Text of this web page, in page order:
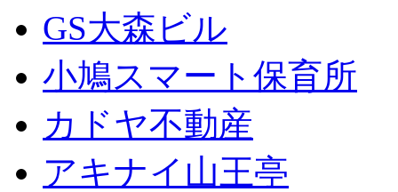
GS大森ビル
小鳩スマート保育所
カドヤ不動産
アキナイ山王亭